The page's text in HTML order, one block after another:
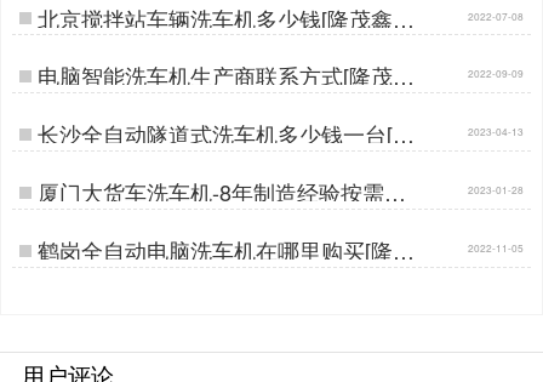
北京搅拌站车辆洗车机多少钱[隆茂鑫晟]
…
2022-07-08
电脑智能洗车机生产商联系方式[隆茂鑫
晟]…
2022-09-09
长沙全自动隧道式洗车机多少钱一台[隆
茂鑫晟]…
2023-04-13
厦门大货车洗车机-8年制造经验按需订
做[隆茂鑫晟]…
2023-01-28
鹤岗全自动电脑洗车机在哪里购买[隆茂
鑫晟]…
2022-11-05
用户评论